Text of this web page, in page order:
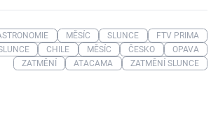
MĚSÍC SLUNCE
FTV PRIMA
CHILE MĚSÍC ČESKO
OPAVA
ZATMĚNÍ
ATACAMA ZATMĚNÍ SLUNCE